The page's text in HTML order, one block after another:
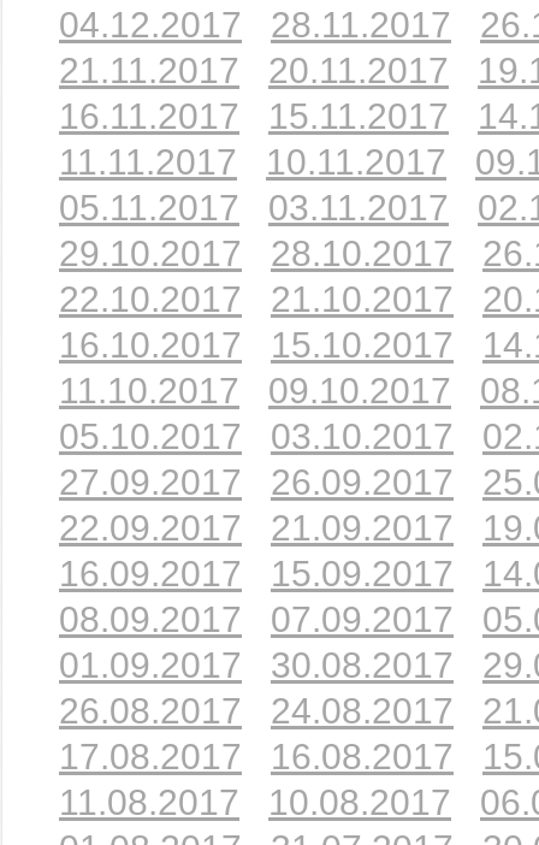
04.12.2017
28.11.2017
21.11.2017
20.11.2017
16.11.2017
15.11.2017
11.11.2017
10.11.2017
05.11.2017
03.11.2017
29.10.2017
28.10.2017
22.10.2017
21.10.2017
16.10.2017
15.10.2017
11.10.2017
09.10.2017
05.10.2017
03.10.2017
27.09.2017
26.09.2017
22.09.2017
21.09.2017
16.09.2017
15.09.2017
08.09.2017
07.09.2017
01.09.2017
30.08.2017
26.08.2017
24.08.2017
17.08.2017
16.08.2017
11.08.2017
10.08.2017